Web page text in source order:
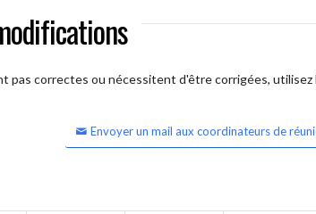
pas correctes ou nécessitent d'être corrigées,
Envoyer un mail aux coordinateurs de